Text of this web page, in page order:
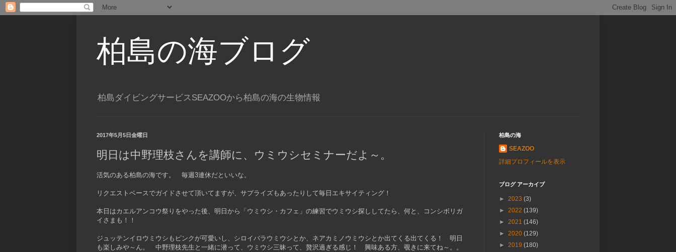
柏島の海ブログ
柏島ダイビングサービスSEAZOOから柏島の海の生物情報
2017年5月5日金曜日
明日は中野理枝さんを講師に、ウミウシセミナーだよ～。
活気のある柏島の海です。 毎週3連休だといいな。
リクエストベースでガイドさせて頂いてますが、サプライズもあったりして毎日エキサイティング！
本日はカエルアンコウ祭りをやった後、明日から「ウミウシ・カフェ」の練習でウミウシ探ししてたら、何と、コンシボリガ
イさまも！！
ジュッテンイロウミウシもピンクが可愛いし、シロイバラウミウシとか、ネアカミノウミウシとか出てくる出てくる！ 明日
も楽しみや～ん。 中野理枝先生と一緒に潜って、ウミウシ三昧って、贅沢過ぎる感じ！ 興味ある方、覗きに来てね～。。
柏島の海
SEAZOO
詳細プロフィールを表示
ブログ アーカイブ
► 2023 (3)
► 2022 (139)
► 2021 (146)
► 2020 (129)
► 2019 (180)